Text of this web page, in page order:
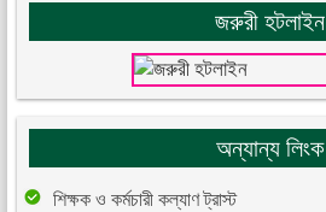
জরুরী হটলাইন
অন্যান্য লিংক
শিক্ষক ও কর্মচারী কল্যাণ ট্রাস্ট